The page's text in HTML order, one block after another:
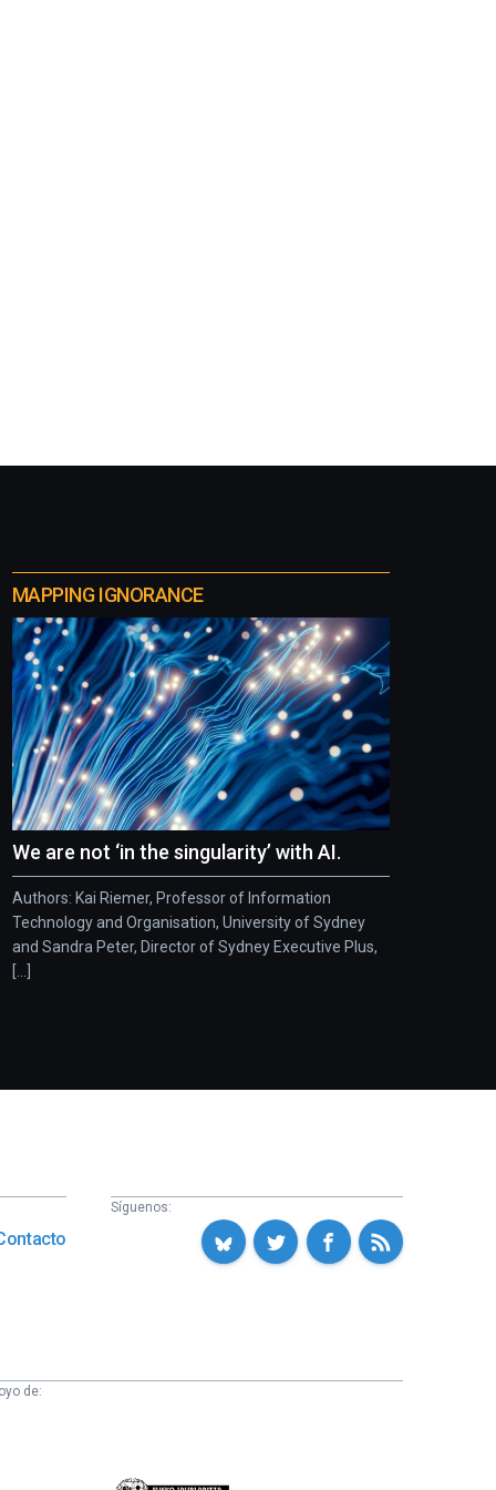
MAPPING IGNORANCE
We are not ‘in the singularity’ with AI.
Authors: Kai Riemer, Professor of Information
Technology and Organisation, University of Sydney
and Sandra Peter, Director of Sydney Executive Plus,
[...]
Síguenos:
de: